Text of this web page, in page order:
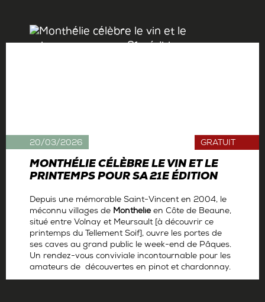
MONTHÉLIE CÉLÈBRE LE VIN ET LE
PRINTEMPS POUR SA 21E ÉDITION
GRATUIT
Depuis une mémorable Saint-Vincent en 2004, le
méconnu villages de Monthelieen Côte de Beaune,
situé entre Volnay et Meursault [à découvrir ce
printemps du Tellement Soif], ouvre les portes de
ses caves au grand public le week-end de Pâques.
Un rendez-vous conviviale incontournable pour les
amateurs de découvertes en pinot et chardonnay.
20/03/2026